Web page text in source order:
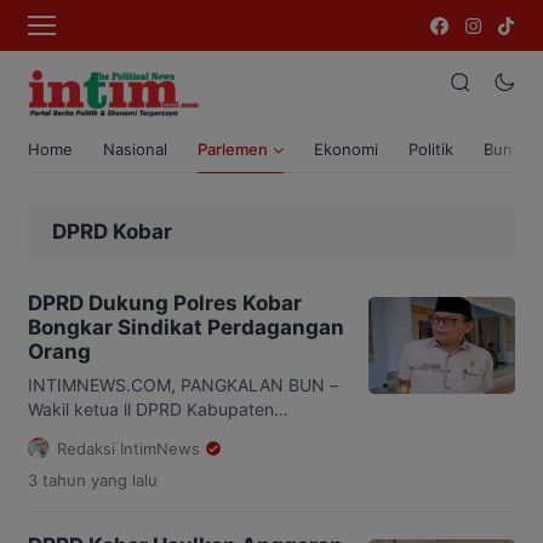
Home Nasional Parlemen Ekonomi Politik Bumi
DPRD Kobar
DPRD Dukung Polres Kobar
Bongkar Sindikat Perdagangan
Orang
INTIMNEWS.COM, PANGKALAN BUN –
Wakil ketua ll DPRD Kabupaten
Kotawaringin Barat (Kobar), Bambang
Suherman mendukung Polres
Kotawaringin Barat (Kobar)
Redaksi IntimNews
3 tahun yang lalu